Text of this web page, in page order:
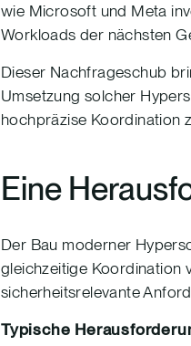
wie Microsoft und Meta
Workloads der nächsten
Dieser Nachfrageschub
Umsetzung solcher
hochpräzise Koordination
Eine
Der Bau moderner
gleichzeitige Koordination
sicherheitsrelevante
Typische